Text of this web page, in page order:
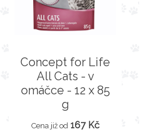
Concept for Life
All Cats - v
omáčce - 12 x 85
g
Cena již od 167 Kč